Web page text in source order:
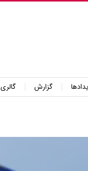
گزارش گالری